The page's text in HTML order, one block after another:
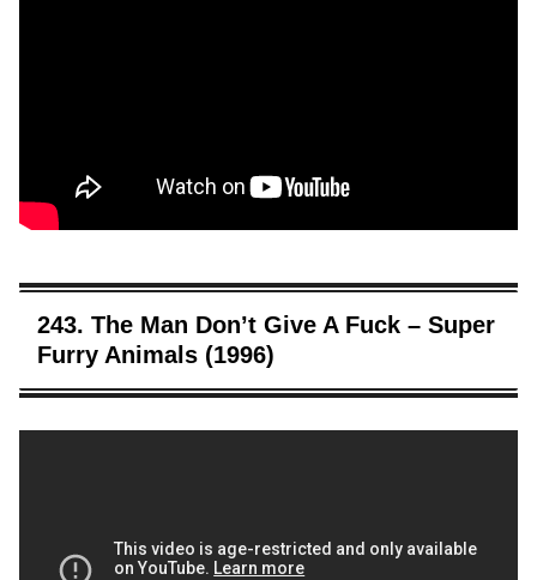
243. The Man Don’t Give A Fuck – Super
Furry Animals (1996)